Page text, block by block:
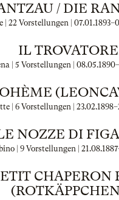
/ DIE
| 22 Vorstellungen | 07.01.1893–
IL TROVATORE
| 5 Vorstellungen | 08.05.1890–
| 6 Vorstellungen | 23.02.1898–
NOZZE DI
| 9 Vorstellungen | 21.08.1887
CHAPERON